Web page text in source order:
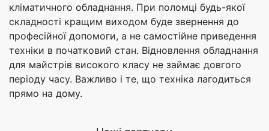
кліматичного обладнання. При поломці будь-якої
складності кращим виходом буде звернення до
професійної допомоги, а не самостійне приведення
техніки в початковий стан. Відновлення обладнання
для майстрів високого класу не займає довгого
періоду часу. Важливо і те, що техніка лагодиться
прямо на дому.